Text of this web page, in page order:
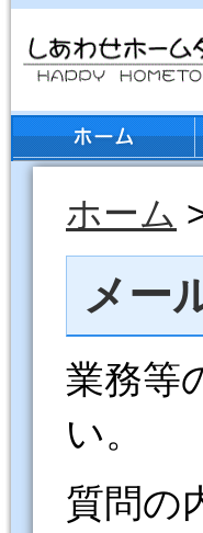
ホーム
メー
業務等
い。
質問の